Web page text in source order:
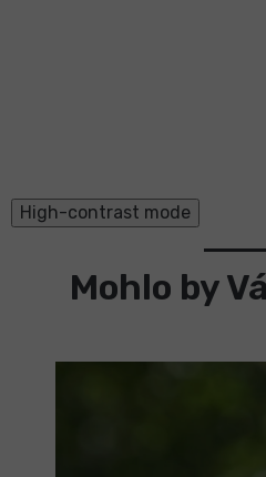
High-contrast mode
Mohlo by